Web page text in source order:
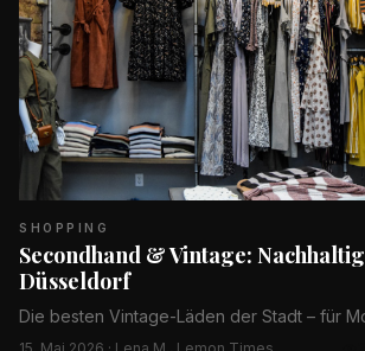
SHOPPING
Secondhand & Vintage:
Düsseldorf
Die besten Vintage-Läden der Stadt – für